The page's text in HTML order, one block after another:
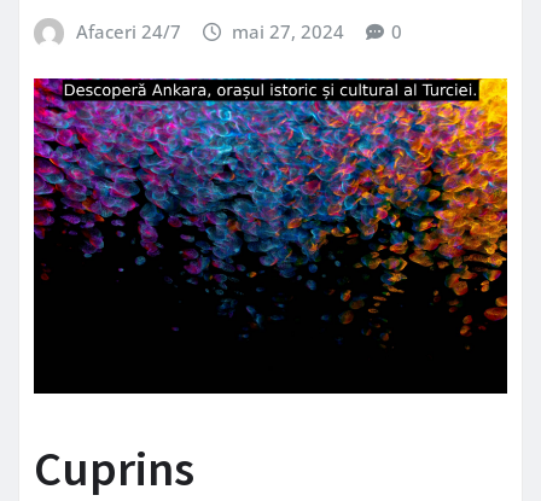
Afaceri 24/7 mai 27, 2024 0
Cuprins